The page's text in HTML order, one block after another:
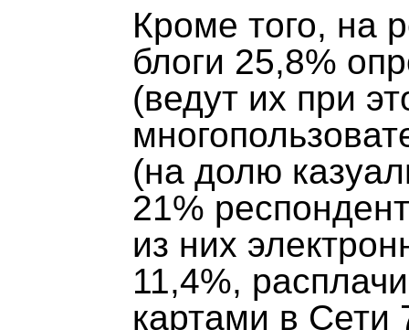
Кроме того, на
блоги 25,8%
(ведут их при
(на долю
21%
из них
11,4%,
картами в Сети